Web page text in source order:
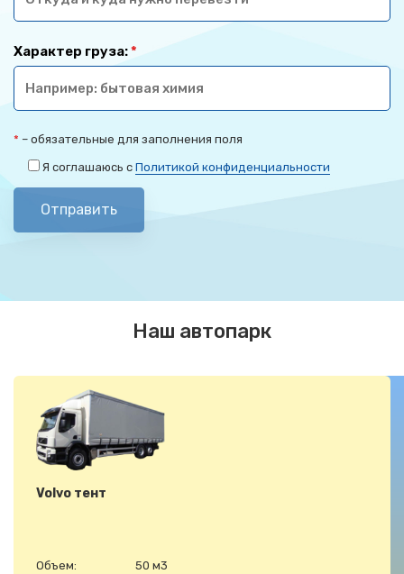
Характер груза:*
* – обязательные для заполнения поля
Я соглашаюсь с Политикой конфиденциальности
Отправить
Наш автопарк
Volvo тент
Объем:
50 м3